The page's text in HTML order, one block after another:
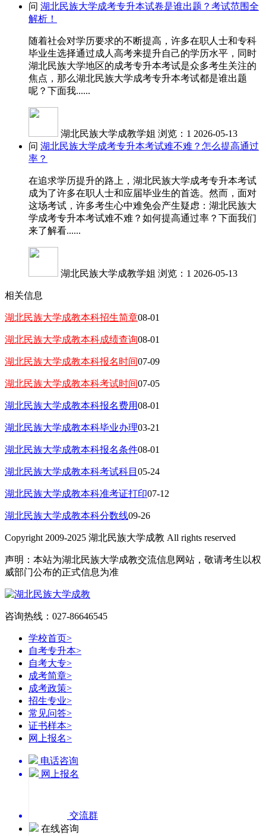
问 湖北民族大学成考专升本试卷是谁出题？考试范围全
解析！
随着社会对学历要求的不断提高，许多在职人士和专科
毕业生选择通过成人高考来提升自己的学历水平，同时
湖北民族大学地区的成考专升本考试是众多考生关注的
焦点，那么湖北民族大学成考专升本考试都是谁出题
呢？下面我......
湖北民族大学成教学姐 浏览：1 2026-05-13
问 湖北民族大学成考专升本考试难不难？怎么提高通过
率？
在追求学历提升的路上，湖北民族大学成考专升本考试
成为了许多在职人士和应届毕业生的首选。然而，面对
这场考试，许多考生心中难免会产生疑虑：湖北民族大
学成考专升本考试难不难？如何提高通过率？下面我们
来了解看......
湖北民族大学成教学姐 浏览：1 2026-05-13
相关信息
湖北民族大学成教本科招生简章08-01
湖北民族大学成教本科成绩查询08-01
湖北民族大学成教本科报名时间07-09
湖北民族大学成教本科考试时间07-05
湖北民族大学成教本科报名费用08-01
湖北民族大学成教本科毕业办理03-21
湖北民族大学成教本科报名条件08-01
湖北民族大学成教本科考试科目 05-24
湖北民族大学成教本科准考证打印07-12
湖北民族大学成教本科分数线09-26
Copyright 2009-2025 湖北民族大学成教 All rights reserved
声明：本站为湖北民族大学成教交流信息网站，敬请考生以权
威部门公布的正式信息为准
咨询热线：027-86646545
学校首页>
自考专升本>
自考大专>
成考简章>
成考政策>
招生专业>
常见问答>
证书样本>
网上报名>
电话咨询
网上报名
交流群
在线咨询